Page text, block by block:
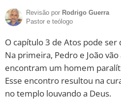
VERSÍCULO DO DIA
PALAVRA DO DIA
SALMO DO DIA
DEVOCIONAL DIÁRIO
Revisão por Rodrigo Guerra
Pastor e teólogo
O capítulo 3 de Atos pode
Na primeira, Pedro e João
encontram um homem
Esse encontro resultou na
no templo louvando a Deus.